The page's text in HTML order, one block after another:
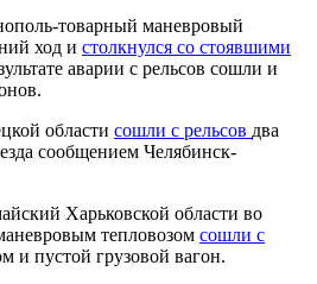
товарный маневровый
ход и столкнулся со стоявшими
аварии с рельсов сошли и
области сошли с рельсов два
сообщением Челябинск-
Харьковской области во
тепловозом сошли с
и пустой грузовой вагон.